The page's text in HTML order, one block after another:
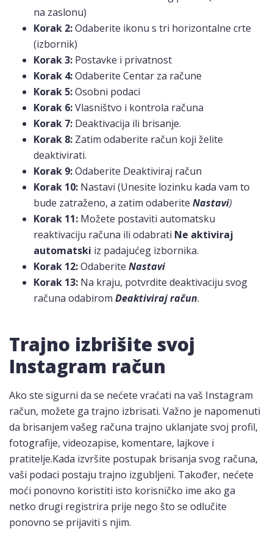
na zaslonu)
Korak 2:Odaberite ikonu s tri horizontalne crte
(izbornik)
Korak 3: Postavke i privatnost
Korak 4:Odaberite Centar za račune
Korak 5:Osobni podaci
Korak 6:Vlasništvo i kontrola računa
Korak 7: Deaktivacija ili brisanje.
Korak 8: Zatim odaberite račun koji želite
deaktivirati.
Korak 9:Odaberite Deaktiviraj račun
Korak 10: Nastavi (Unesite lozinku kada vam to
bude zatraženo, a zatim odaberite Nastavi)
Korak 11: Možete postaviti automatsku
reaktivaciju računa ili odabrati Ne aktiviraj
automatski iz padajućeg izbornika.
Korak 12:Odaberite Nastavi
Korak 13: Na kraju, potvrdite deaktivaciju svog
računa odabirom Deaktiviraj račun.
Trajno izbrišite svoj
Instagram račun
Ako ste sigurni da se nećete vraćati na vaš Instagram
račun, možete ga trajno izbrisati. Važno je napomenuti
da brisanjem vašeg računa trajno uklanjate svoj profil,
fotografije, videozapise, komentare, lajkove i
pratitelje.Kada izvršite postupak brisanja svog računa,
vaši podaci postaju trajno izgubljeni. Također, nećete
moći ponovno koristiti isto korisničko ime ako ga
netko drugi registrira prije nego što se odlučite
ponovno se prijaviti s njim.